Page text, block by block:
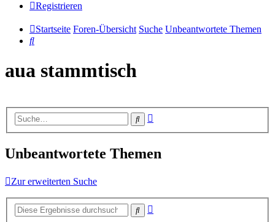
Registrieren
Startseite Foren-Übersicht Suche Unbeantwortete Themen
Suche
aua stammtisch
Suche
Unbeantwortete Themen
Zur erweiterten Suche
Suche